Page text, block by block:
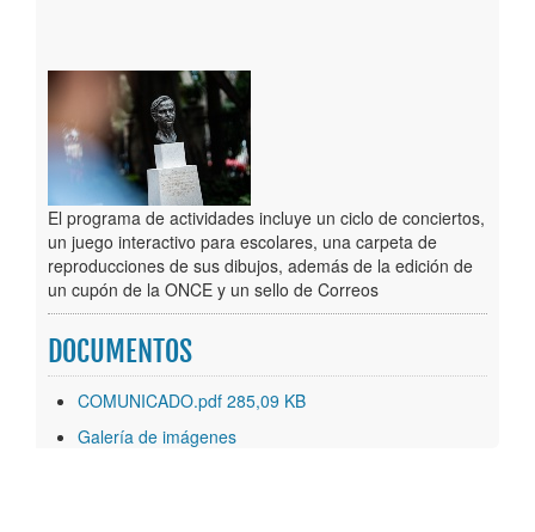
El programa de actividades incluye un ciclo de conciertos,
un juego interactivo para escolares, una carpeta de
reproducciones de sus dibujos, además de la edición de
un cupón de la ONCE y un sello de Correos
DOCUMENTOS
COMUNICADO.pdf 285,09 KB
Galería de imágenes